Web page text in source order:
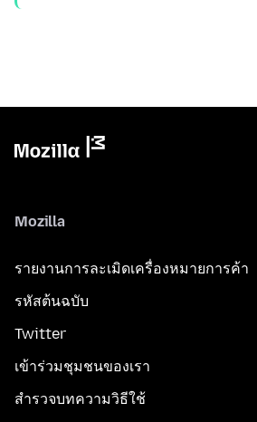
Mozilla
รายงานการละเมิดเครื่องหมายการค้า
รหัสต้นฉบับ
Twitter
เข้าร่วมชุมชนของเรา
สำรวจบทความวิธีใช้